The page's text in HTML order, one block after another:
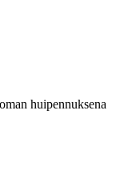
huipennuksena